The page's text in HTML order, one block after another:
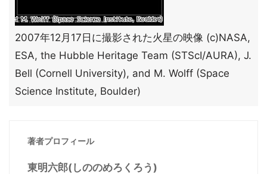
2007年12月17日に撮影された火星の映像 (c)NASA,
ESA, the Hubble Heritage Team (STScI/AURA), J.
Bell (Cornell University), and M. Wolff (Space
Science Institute, Boulder)
著者プロフィール
東明六郎(しののめろくろう)